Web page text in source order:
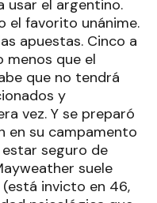
usar el argentino.
el favorito unánime.
apuestas. Cinco a
menos que el
que no tendrá
y
vez. Y se preparó
en su campamento
estar seguro de
suele
invicto en 46,